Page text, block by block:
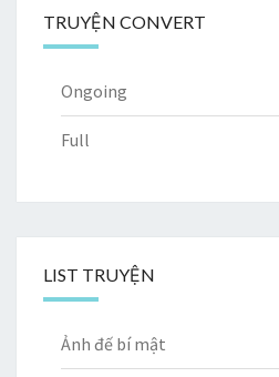
TRUYỆN CONVERT
Ongoing
Full
LIST TRUYỆN
Ảnh đế bí mật